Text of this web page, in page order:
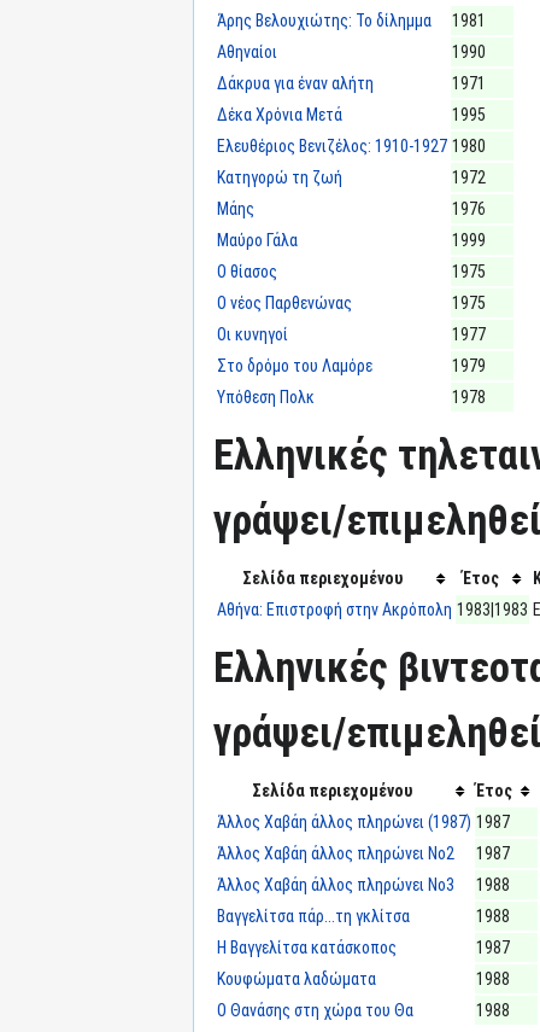
Άρης Βελουχιώτης: Το δίλημμα
1981
Αθηναίοι
1990
Δάκρυα για έναν αλήτη
1971
Δέκα Χρόνια Μετά
1995
Ελευθέριος Βενιζέλος: 1910-1927 1980
Κατηγορώ τη ζωή
1972
Μάης
1976
Μαύρο Γάλα
1999
Ο θίασος
1975
Ο νέος Παρθενώνας
1975
Οι κυνηγοί
1977
Στο δρόμο του Λαμόρε
1979
Υπόθεση Πολκ
1978
Ελληνικές
γράψει/
Σελίδα περιεχομένου Έτος
Αθήνα: Επιστροφή στην Ακρόπολη 1983|1983
Ελληνικές
γράψει/
Σελίδα περιεχομένου
Έτος
Άλλος Χαβάη άλλος πληρώνει (1987) 1987
Άλλος Χαβάη άλλος πληρώνει Νο2
1987
Άλλος Χαβάη άλλος πληρώνει Νο3
1988
Βαγγελίτσα πάρ...τη γκλίτσα
1988
Η Βαγγελίτσα κατάσκοπος
1987
Κουφώματα λαδώματα
1988
Ο Θανάσης στη χώρα του Θα
1988